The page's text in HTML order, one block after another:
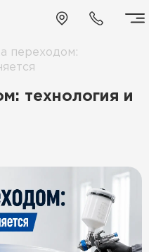
переходом:
технология и